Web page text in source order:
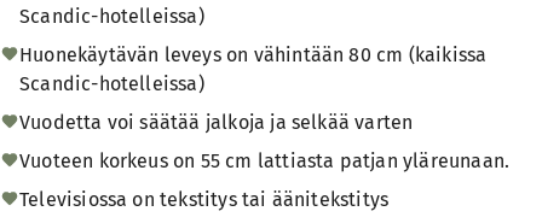
Scandic-hotelleissa)
Huonekäytävän leveys on vähintään 80 cm (kaikissa
Scandic-hotelleissa)
Vuodetta voi säätää jalkoja ja selkää varten
Vuoteen korkeus on 55 cm lattiasta patjan yläreunaan.
Televisiossa on tekstitys tai äänitekstitys